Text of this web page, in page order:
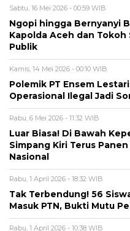
Sabtu, 16 Mei 2026 - 00:59 WIB
Ngopi hingga Bernyanyi
Kapolda Aceh dan Tokoh
Publik
Kamis, 14 Mei 2026 - 00:10 WIB
Polemik PT Ensem
Operasional Ilegal Jadi
Rabu, 6 Mei 2026 - 11:32 WIB
Luar Biasa! Di Bawah
Simpang Kiri Terus
Nasional
Rabu, 1 April 2026 - 18:32 WIB
Tak Terbendung! 56
Masuk PTN, Bukti Mutu
Rabu, 1 April 2026 - 10:38 WIB